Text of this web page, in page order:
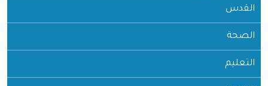
القدس
الصحة
التعليم